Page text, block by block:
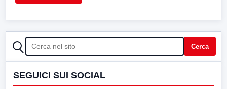
CERCA Cerca
SEGUICI SUI SOCIAL